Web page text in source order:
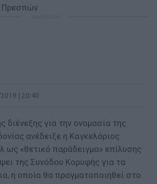
| 20:40
διένεξης για την ονομασία της
ανέδειξε η Καγκελάριος
ως «θετικό παράδειγμα» επίλυσης
της Συνόδου Κορυφής για τα
η οποία θα πραγματοποιηθεί στο